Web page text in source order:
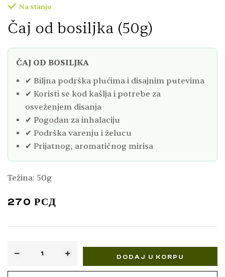
Na stanju
Čaj od bosiljka (50g)
ČAJ OD BOSILJKA
✔ Biljna podrška plućima i disajnim putevima
✔ Koristi se kod kašlja i potrebe za
osveženjem disanja
✔ Pogodan za inhalaciju
✔ Podrška varenju i želucu
✔ Prijatnog, aromatičnog mirisa
Težina: 50g
270 РСД
DODAJ U KORPU